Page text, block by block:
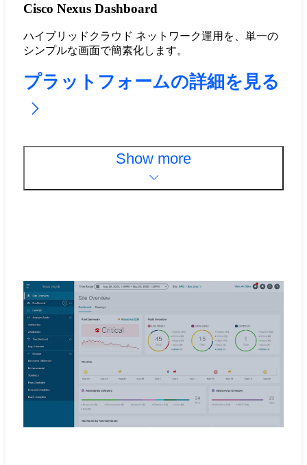
Cisco Nexus Dashboard
ハイブリッドクラウド ネットワーク運用を、単一の
シンプルな画面で簡素化します。
プラットフォームの詳細を見る
Show more